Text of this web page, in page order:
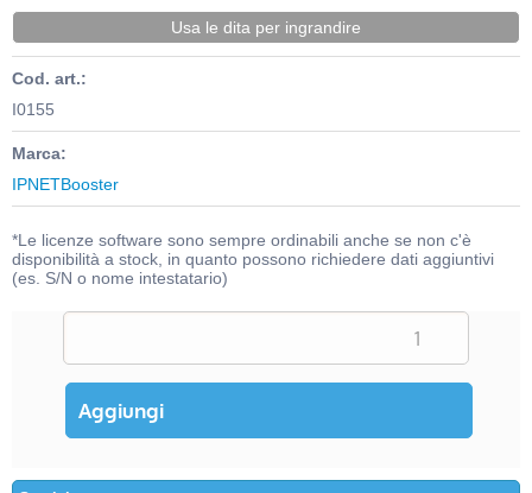
Usa le dita per ingrandire
Cod. art.:
I0155
Marca:
IPNETBooster
*Le licenze software sono sempre ordinabili anche se non c'è
disponibilità a stock, in quanto possono richiedere dati aggiuntivi
(es. S/N o nome intestatario)